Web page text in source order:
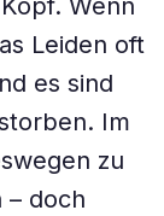
Wenn
Leiden oft
es sind
Im
zu
– doch